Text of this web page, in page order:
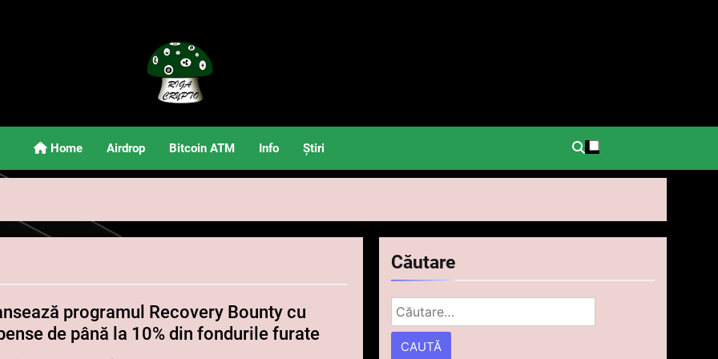
Riga Crypto
Știri Și Informații Despre Criptomonede.
Home Airdrop Bitcoin ATM Info Știri
programul Recovery Bounty cu
de până la 10% din fondurile furate
Căutare
Caută
după: